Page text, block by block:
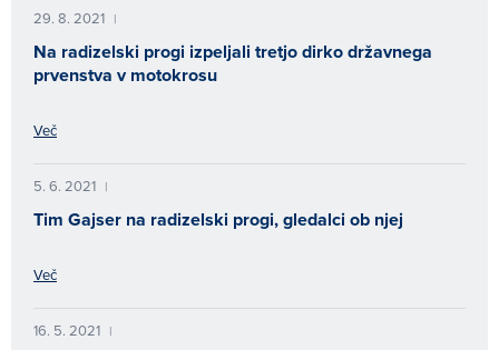
29. 8. 2021 |
Na radizelski progi izpeljali tretjo dirko državnega
prvenstva v motokrosu
Več
5. 6. 2021 |
Tim Gajser na radizelski progi, gledalci ob njej
Več
16. 5. 2021 |